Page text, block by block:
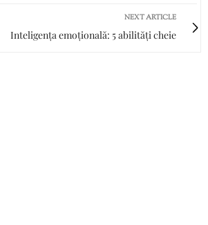
NEXT ARTICLE
Inteligența emoțională: 5 abilități cheie